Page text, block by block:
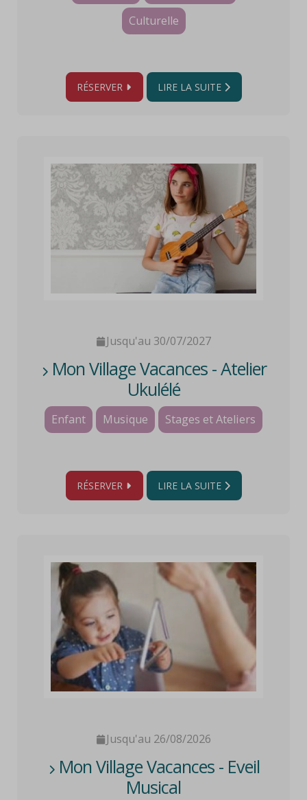
Culturelle
RÉSERVER LIRE LA SUITE
Jusqu'au 30/07/2027
Mon Village Vacances - Atelier
Ukulélé
Enfant Musique Stages et Ateliers
RÉSERVER LIRE LA SUITE
Jusqu'au 26/08/2026
Mon Village Vacances - Eveil
Musical